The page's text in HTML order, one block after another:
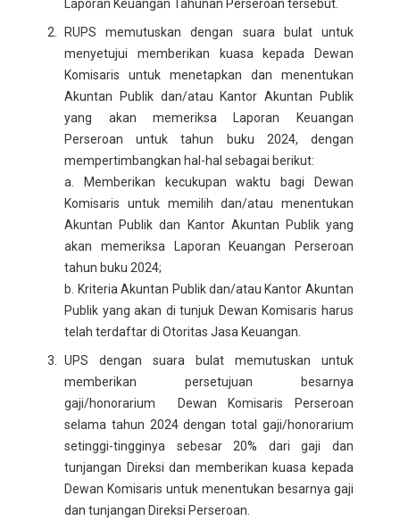
Laporan Keuangan Tahunan Perseroan tersebut.
RUPS memutuskan dengan suara bulat untuk
menyetujui memberikan kuasa kepada Dewan
Komisaris untuk menetapkan dan menentukan
Akuntan Publik dan/atau Kantor Akuntan Publik
yang akan memeriksa Laporan Keuangan
Perseroan untuk tahun buku 2024, dengan
mempertimbangkan hal-hal sebagai berikut:
a. Memberikan kecukupan waktu bagi Dewan
Komisaris untuk memilih dan/atau menentukan
Akuntan Publik dan Kantor Akuntan Publik yang
akan memeriksa Laporan Keuangan Perseroan
tahun buku 2024;
b. Kriteria Akuntan Publik dan/atau Kantor Akuntan
Publik yang akan di tunjuk Dewan Komisaris harus
telah terdaftar di Otoritas Jasa Keuangan.
UPS dengan suara bulat memutuskan untuk
memberikan persetujuan besarnya
gaji/honorarium Dewan Komisaris Perseroan
selama tahun 2024 dengan total gaji/honorarium
setinggi-tingginya sebesar 20% dari gaji dan
tunjangan Direksi dan memberikan kuasa kepada
Dewan Komisaris untuk menentukan besarnya gaji
dan tunjangan Direksi Perseroan.